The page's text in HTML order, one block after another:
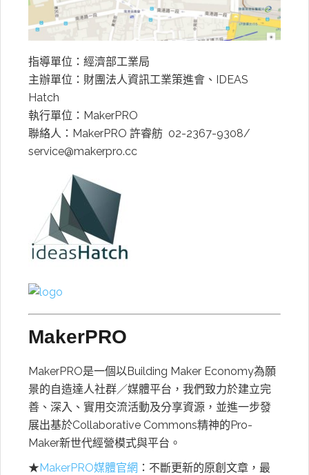
指導單位：經濟部工業局
主辦單位：財團法人資訊工業策進會、IDEAS
Hatch
執行單位：MakerPRO
聯絡人：MakerPRO 許睿舫 02-2367-9308/
service@makerpro.cc
MakerPRO
MakerPRO是一個以Building Maker Economy為願
景的自造達人社群／媒體平台，我們致力於建立完
善、深入、實用交流活動及分享資源，並進一步發
展出基於Collaborative Commons精神的Pro-
Maker新世代經營模式與平台。
★MakerPRO媒體官網 ：不斷更新的原創文章，最